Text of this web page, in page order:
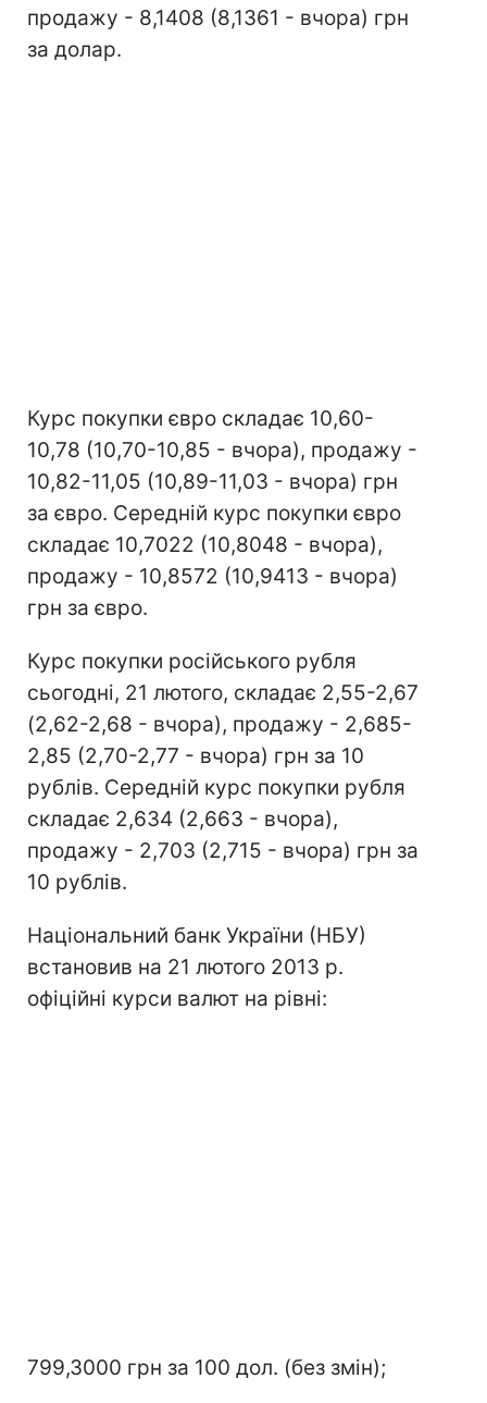
продажу - 8,1408 (8,1361 - вчора) грн
за долар.
Курс покупки євро складає 10,60-
10,78 (10,70-10,85 - вчора), продажу -
10,82-11,05 (10,89-11,03 - вчора) грн
за євро. Середній курс покупки євро
складає 10,7022 (10,8048 - вчора),
продажу - 10,8572 (10,9413 - вчора)
грн за євро.
Курс покупки російського рубля
сьогодні, 21 лютого, складає 2,55-2,67
(2,62-2,68 - вчора), продажу - 2,685-
2,85 (2,70-2,77 - вчора) грн за 10
рублів. Середній курс покупки рубля
складає 2,634 (2,663 - вчора),
продажу - 2,703 (2,715 - вчора) грн за
10 рублів.
Національний банк України (НБУ)
встановив на 21 лютого 2013 р.
офіційні курси валют на рівні:
799,3000 грн за 100 дол. (без змін);